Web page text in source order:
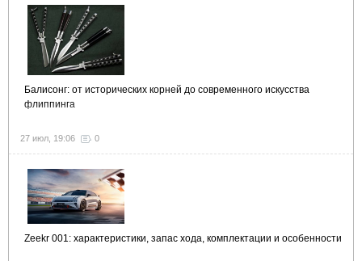
Балисонг: от исторических корней до современного искусства
флиппинга
27 июл, 19:06 0
Zeekr 001: характеристики, запас хода, комплектации и особенности